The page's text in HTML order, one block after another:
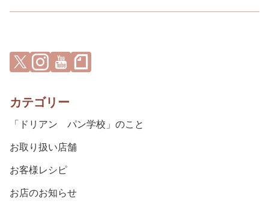
カテゴリー
「ドリアン パン学校」のこと
お取り扱い店舗
お客様レシピ
お店のお知らせ